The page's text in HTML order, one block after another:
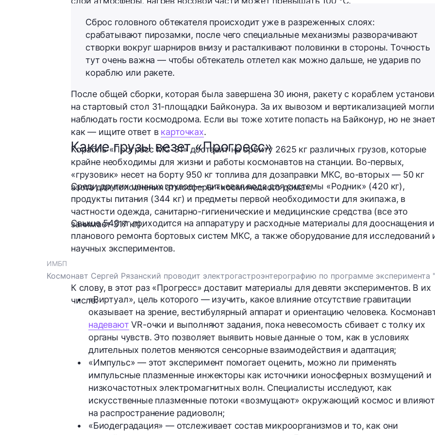
Сброс головного обтекателя происходит уже в разреженных слоях:
срабатывают пирозамки, после чего специальные механизмы разворачивают
створки вокруг шарниров внизу и расталкивают половинки в стороны. Точность
тут очень важна — чтобы обтекатель отлетел как можно дальше, не ударив по
кораблю или ракете.
После общей сборки, которая была завершена 30 июня, ракету с кораблем
на стартовый стол 31-площадки Байконура. За их вывозом и вертикализацией могли
наблюдать гости космодрома. Если вы тоже хотите попасть на Байконур, но не
как — ищите ответ в карточках.
Какие грузы везет «Прогресс»
Корабль «Прогресс МС-31» доставит на орбиту 2625 кг различных грузов, которые
крайне необходимы для жизни и работы космонавтов на станции. Во-первых,
«грузовик» несет на борту 950 кг топлива для дозаправки МКС, во-вторых — 50 кг
азота для пополнения атмосферы «космического дома».
Среди других ценных грузов — питьевая вода для системы «Родник» (420 кг),
продукты питания (344 кг) и предметы первой необходимости для экипажа, в
частности одежда, санитарно-гигиенические и медицинские средства (все это
занимает317 кг).
Свыше540 кгприходится на аппаратуру и расходные материалы для дооснащения и
планового ремонта бортовых систем МКС, а также оборудование для исследований
научных экспериментов.
ИМБП
Космонавт Сергей Рязанский проводит электрогастроэнтерографию по программе эксперимента
К слову, в этот раз «Прогресс» доставит материалы длядевяти экспериментов. В их
числе:«Виртуал», цель которого — изучить, какое влияние отсутствие гравитации
надевают VR-очки и выполняют задания, пока невесомость сбивает с толку их
органы чувств. Это позволяет выявить новые данные о том, как в условиях
длительных полетов меняются сенсорные взаимодействия и адаптация;
«Импульс» — этот эксперимент помогает оценить, можно ли применять
импульсные плазменные инжекторы как источники ионосферных возмущений и
низкочастотных электромагнитных волн. Специалисты исследуют, как
искусственные плазменные потоки «возмущают» окружающий космос и влияют
на распространение радиоволн;
«Биодеградация» — отслеживает состав микроорганизмов и то, как они